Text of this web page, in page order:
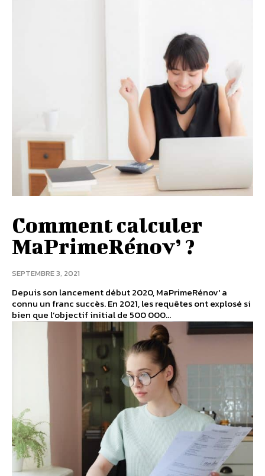
Comment calculer
MaPrimeRénov’ ?
SEPTEMBRE 3, 2021
Depuis son lancement début 2020, MaPrimeRénov' a
connu un franc succès. En 2021, les requêtes ont explosé si
bien que l’objectif initial de 500 000...